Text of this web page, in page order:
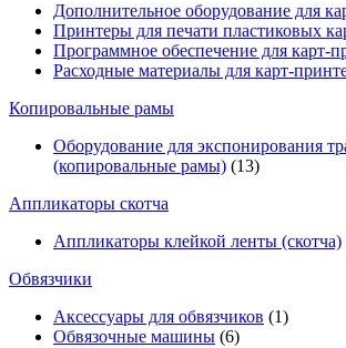
Дополнительное оборудование для
Принтеры для печати пластиковых
Программное обеспечение для карт-
Расходные материалы для карт-
Копировальные рамы
Оборудование для экспонирования
(копировальные рамы) (13)
Аппликаторы скотча
Аппликаторы клейкой ленты (скотча)
Обвязчики
Аксессуары для обвязчиков (1)
Обвязочные машины (6)